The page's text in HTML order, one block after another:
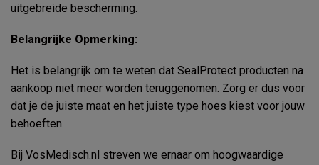
uitgebreide bescherming.
Belangrijke Opmerking:
Het is belangrijk om te weten dat SealProtect producten na
aankoop niet meer worden teruggenomen. Zorg er dus voor
dat je de juiste maat en het juiste type hoes kiest voor jouw
behoeften.
Bij VosMedisch.nl streven we ernaar om hoogwaardige